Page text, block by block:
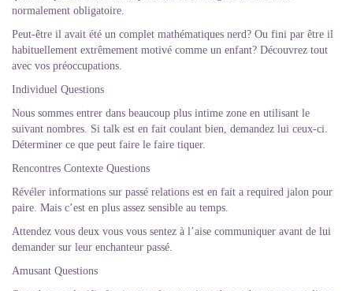
normalement obligatoire.
Peut-être il avait été un complet mathématiques nerd? Ou fini par être il
habituellement extrêmement motivé comme un enfant? Découvrez tout
avec vos préoccupations.
Individuel Questions
Nous sommes entrer dans beaucoup plus intime zone en utilisant le
suivant nombres. Si talk est en fait coulant bien, demandez lui ceux-ci.
Déterminer ce que peut faire le faire tiquer.
Rencontres Contexte Questions
Révéler informations sur passé relations est en fait a required jalon pour
paire. Mais c’est en plus assez sensible au temps.
Attendez vous deux vous vous sentez à l’aise communiquer avant de lui
demander sur leur enchanteur passé.
Amusant Questions